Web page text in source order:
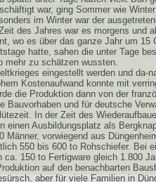
war, ging Sommer wie
im Winter war der
des Jahres war es morgens und
wo es über das ganze Jahr um
hatte, sahen die unter Tage
mehr zu schätzen wussten.
eingestellt werden und da-
Kostenaufwand konnte mit
die Produktion dann von der
Bauvorhaben und für deutsche
In der Zeit des
Ausbildungsplatz als
vorwiegend aus
550 bis 600 to Rohschiefer. Bei
150 to Fertigware gleich 1.800
auf den benachbarten
aber für viele Familien in